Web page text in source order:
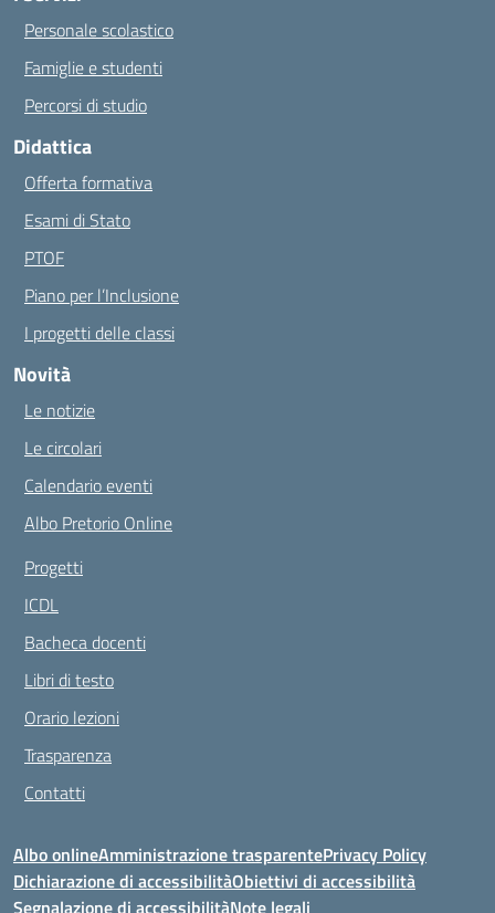
Personale scolastico
Famiglie e studenti
Percorsi di studio
Didattica
Offerta formativa
Esami di Stato
PTOF
Piano per l’Inclusione
I progetti delle classi
Novità
Le notizie
Le circolari
Calendario eventi
Albo Pretorio Online
Progetti
ICDL
Bacheca docenti
Libri di testo
Orario lezioni
Trasparenza
Contatti
Albo onlineAmministrazione trasparentePrivacy Policy
Dichiarazione di accessibilitàObiettivi di accessibilità
Segnalazione di accessibilitàNote legali